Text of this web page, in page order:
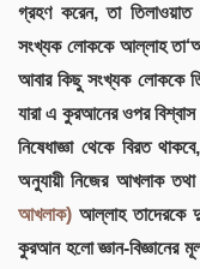
গ্রহণ করেন, তা
সংখ্যক লোককে আল্লাহ
আবার কিছু সংখ্যক লোককে
যারা এ কুরআনের ওপর
নিষেধাজ্ঞা থেকে বিরত
অনুযায়ী নিজের আখলাক
আখলাক) আল্লাহ তাদেরকে
কুরআন হলো জ্ঞান-বিজ্ঞানের